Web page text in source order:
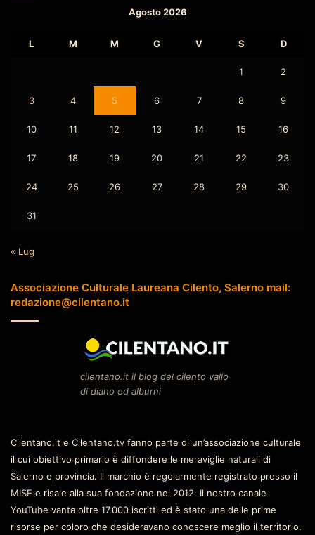
Agosto 2026
L M M G V S D
1 2
3 4 5 6 7 8 9
10 11 12 13 14 15 16
17 18 19 20 21 22 23
24 25 26 27 28 29 30
31
« Lug
Associazione Culturale Laureana Cilento, Salerno mail:
redazione@cilentano.it
cilentano.it il blog del cilento vallo
di diano ed alburni
Cilentano.it e Cilentano.tv fanno parte di un’associazione culturale
il cui obiettivo primario è diffondere le meraviglie naturali di
Salerno e provincia. Il marchio è regolarmente registrato presso il
MISE e risale alla sua fondazione nel 2012. Il nostro canale
YouTube vanta oltre 17.000 iscritti ed è stato una delle prime
risorse per coloro che desideravano conoscere meglio il territorio.